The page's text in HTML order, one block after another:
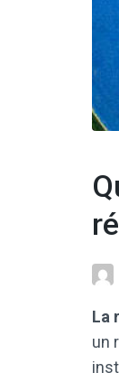
La
un